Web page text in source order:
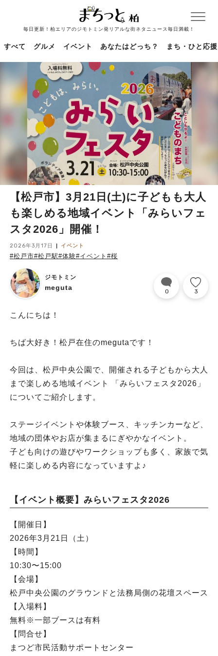
毎日更新！柏エリアのジモトミン発リアルな街ネタニュース毎日満載！
すべて グルメ イベント あなたはどっち？ まち・ひと応援
【松戸市】3月21日(土)に子どもも大人
も楽しめる地域イベント「みらいフェ
スタ2026」開催！
2026年3月17日 イベント
#松戸市#松戸駅#体験#イベント #桜
ジモトミン
meguta 0 3
こんにちは！
ちば大好き！松戸在住のmegutaです！
今回は、松戸中央公園で、開催される子どもから大人
まで楽しめる地域イベント 「みらいフェスタ2026」
についてご紹介します。
ステージイベントや体験ブース、キッチンカーなど、
地域の団体やお店が集まるにぎやかなイベント。
子ども向けの遊びやワークショップも多く、家族で気
軽に楽しめる内容になっていますよ♪
【イベント概要】みらいフェスタ2026
【開催日】
2026年3月21日（土）
【時間】
10:30〜15:00
【会場】
松戸中央公園のグラウンドと法務局側の花壇スペース
【入場料】
無料※一部ブースは有料
【問合せ】
まつど市民活動サポートセンター